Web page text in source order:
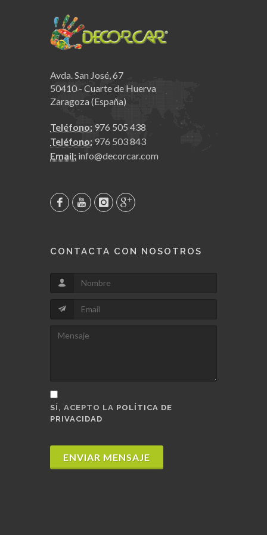
Avda. San José, 67
50410 - Cuarte de Huerva
Zaragoza (España)
Teléfono: 976 505 438
Teléfono: 976 503 843
Email: info@decorcar.com
CONTACTA CON NOSOTROS
SÍ, ACEPTO LA POLÍTICA DE
PRIVACIDAD
ENVIAR MENSAJE